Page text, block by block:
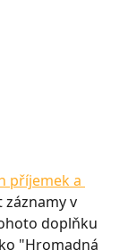
příjemek a
v
doplňku
"Hromadná